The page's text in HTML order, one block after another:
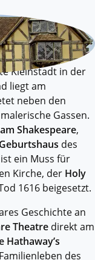
Kleinstadt in der
liegt am
neben den
Gassen.
Shakespeare,
Geburtshaus des
ein Muss für
Kirche, der Holy
1616 beigesetzt.
Geschichte an
Theatre direkt am
Hathaway’s
des